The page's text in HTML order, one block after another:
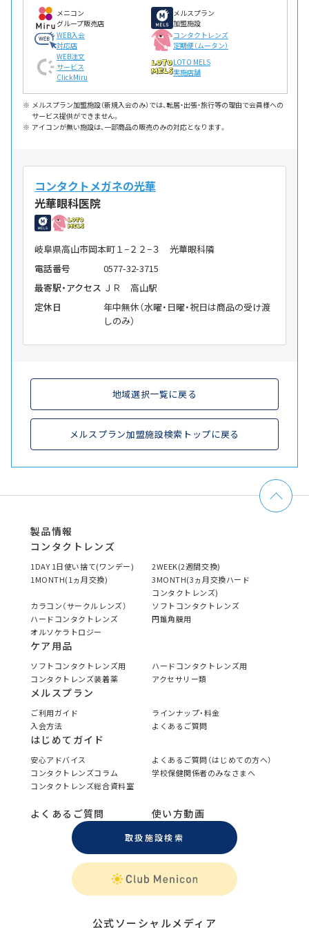
メニコン
グループ販売店
メルスプラン
加盟施設
WEB入会
対応店
コンタクトレンズ
定期便（ムータン）
WEB注文
サービス
ClickMiru
LOTO MELS
実施店舗
メルスプラン加盟施設（新規入会のみ）では、転居・出張・旅行等の理由で会員様への
サービス提供ができません。
アイコンが無い施設は、一部商品の販売のみの対応となります。
コンタクトメガネの光華
光華眼科医院
岐阜県高山市岡本町１−２２−３ 光華眼科隣
電話番号
0577-32-3715
最寄駅・アクセス ＪＲ 高山駅
定休日
年中無休（水曜・日曜・祝日は商品の受け渡
しのみ）
地域選択一覧に戻る
メルスプラン加盟施設検索トップに戻る
製品情報
コンタクトレンズ
1DAY 1日使い捨て(ワンデー)
2WEEK(2週間交換)
1MONTH(1ヵ月交換)
3MONTH(3ヵ月交換ハード
コンタクトレンズ)
カラコン（サークルレンズ）
ソフトコンタクトレンズ
ハードコンタクトレンズ
円錐角膜用
オルソケラトロジー
ケア用品
ソフトコンタクトレンズ用
ハードコンタクトレンズ用
コンタクトレンズ装着薬
アクセサリー類
メルスプラン
ご利用ガイド
ラインナップ・料金
入会方法
よくあるご質問
はじめてガイド
安心アドバイス
よくあるご質問（はじめての方へ）
コンタクトレンズコラム
学校保健関係者のみなさまへ
コンタクトレンズ総合資料室
よくあるご質問 使い方動画
取扱施設検索
公式ソーシャルメディア